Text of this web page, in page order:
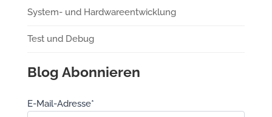
System- und Hardwareentwicklung
Test und Debug
Blog Abonnieren
E-Mail-Adresse*